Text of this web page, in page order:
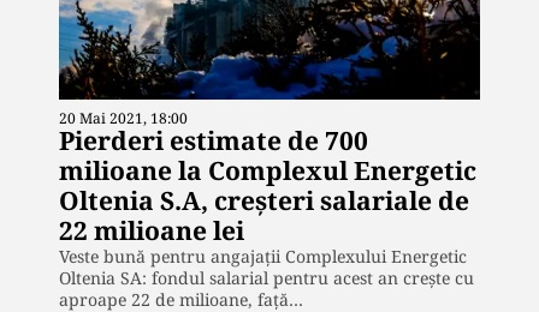
20 Mai 2021, 18:00
Pierderi estimate de 700
milioane la Complexul Energetic
Oltenia S.A, creșteri salariale de
22 milioane lei
Veste bună pentru angajații Complexului Energetic
Oltenia SA: fondul salarial pentru acest an crește cu
aproape 22 de milioane, față…